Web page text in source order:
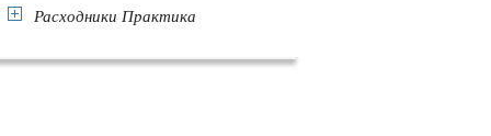
Расходники Практика